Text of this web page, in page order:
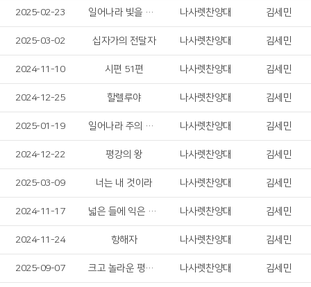
2025-02-23 일어나라 빛을 발하라 나사렛찬양대 김세민
2025-03-02 십자가의 전달자 나사렛찬양대 김세민
2024-11-10 시편 51편 나사렛찬양대 김세민
2024-12-25 할렐루야 나사렛찬양대 김세민
2025-01-19 일어나라 주의 백성들 나사렛찬양대 김세민
2024-12-22 평강의 왕 나사렛찬양대 김세민
2025-03-09 너는 내 것이라 나사렛찬양대 김세민
2024-11-17 넓은 들에 익은 곡식 나사렛찬양대 김세민
2024-11-24 항해자 나사렛찬양대 김세민
2025-09-07 크고 놀라운 평화가 나사렛찬양대 김세민